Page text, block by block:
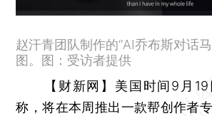
赵汗青团队制作的“AI乔布斯对话
图。图：受访者提供
【财新网】 美国时间9月19
称，将在本周推出一款帮创作者